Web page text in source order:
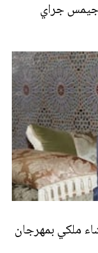
جيمس جراي
ملكي بمهرجان